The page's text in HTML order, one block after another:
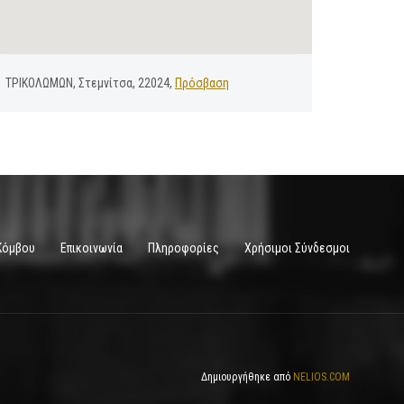
ΤΡΙΚΟΛΩΜΩΝ, Στεμνίτσα, 22024, Πρόσβαση
Επικοινωνία Πληροφορίες Χρήσιμοι Σύνδεσμοι
Δημιουργήθηκε από NELIOS.COM